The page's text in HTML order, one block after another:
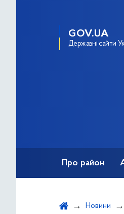
GOV.UA
Державні сайти
Про район
Новини